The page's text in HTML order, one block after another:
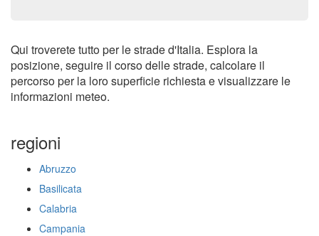
Qui troverete tutto per le strade d'Italia. Esplora la
posizione, seguire il corso delle strade, calcolare il
percorso per la loro superficie richiesta e visualizzare le
informazioni meteo.
regioni
Abruzzo
Basilicata
Calabria
Campania